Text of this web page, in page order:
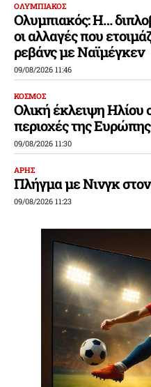
ΟΛΥΜΠΙΑΚΟΣ
Ολυμπιακός: Η…
οι αλλαγές που
ρεβάνς με Ναϊμέγκεν
09/08/2026 11:46
ΚΟΣΜΟΣ
Ολική έκλειψη Ηλίου
περιοχές της
09/08/2026 11:30
ΑΡΗΣ
Πλήγμα με Νινγκ
09/08/2026 11:23